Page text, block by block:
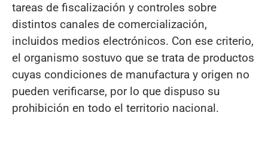
tareas de fiscalización y controles sobre
distintos canales de comercialización,
incluidos medios electrónicos. Con ese criterio,
el organismo sostuvo que se trata de productos
cuyas condiciones de manufactura y origen no
pueden verificarse, por lo que dispuso su
prohibición en todo el territorio nacional.